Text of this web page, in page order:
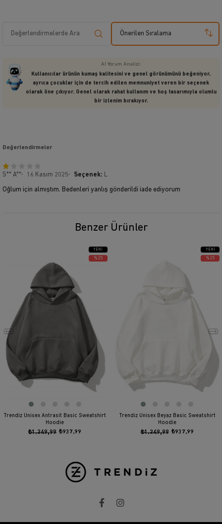
Önerilen Sıralama
AI Yorum Analizi:
Kullanıcılar ürünün kumaş kalitesini ve genel görünümünü beğeniyor,
ayrıca çocuklar için de tercih edilen memnuniyet veren bir seçenek
olarak öne çıkıyor. Genel olarak rahat kullanım ve hoş tasarımıyla olumlu
bir izlenim bırakıyor.
Değerlendirmeler
S** A** 16 Kasım 2025 Seçenek: L
Oğlum için almıştım. Bedenleri yanlış gönderildi iade ediyorum
Benzer Ürünler
Trendiz Unisex Antrasit Basic Sweatshirt
Hoodie
₺937,99
₺1.249,99
YENI
ÜRÜN
%25
Trendiz Unisex Beyaz Basic Sweatshirt
Hoodie
₺937,99
₺1.249,99
YENI
ÜRÜN
%25